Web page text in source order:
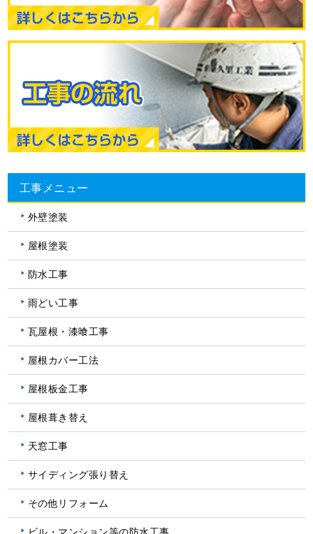
工事メニュー
外壁塗装
屋根塗装
防水工事
雨どい工事
瓦屋根・漆喰工事
屋根カバー工法
屋根板金工事
屋根葺き替え
天窓工事
サイディング張り替え
その他リフォーム
ビル・マンション等の防水工事